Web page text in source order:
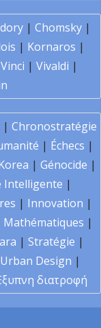
| Chomsky|
| Kornaros |
Vinci | Vivaldi |
| Chronostratégie
| Échecs |
| Génocide |
Intelligente |
| Innovation |
Mathématiques |
| Stratégie |
Urban Design |
διατροφή